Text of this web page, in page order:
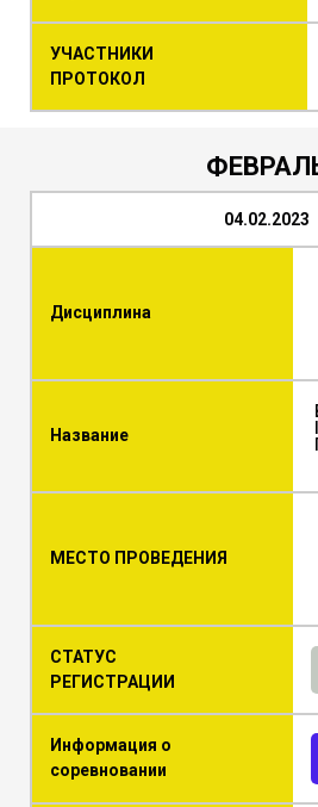
УЧАСТНИКИ
ПРОТОКОЛ
04.02.2023
Дисциплина
Название
МЕСТО ПРОВЕДЕНИЯ
СТАТУС
РЕГИСТРАЦИИ
Информация о
соревновании